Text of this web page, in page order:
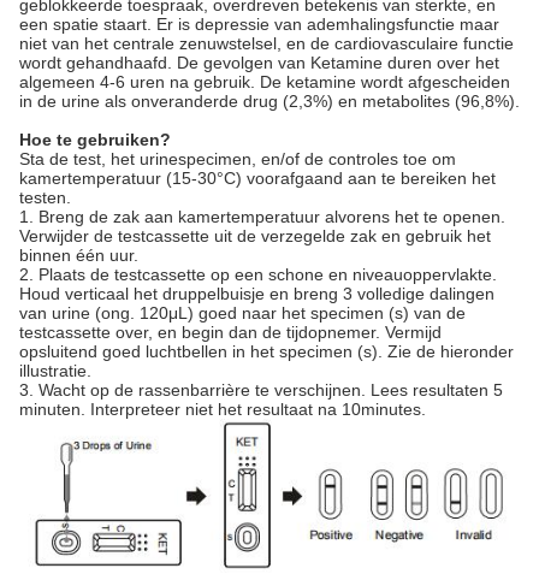
geblokkeerde toespraak, overdreven betekenis van sterkte, en
een spatie staart. Er is depressie van ademhalingsfunctie maar
niet van het centrale zenuwstelsel, en de cardiovasculaire functie
wordt gehandhaafd. De gevolgen van Ketamine duren over het
algemeen 4-6 uren na gebruik. De ketamine wordt afgescheiden
in de urine als onveranderde drug (2,3%) en metabolites (96,8%).
Hoe te gebruiken?
Sta de test, het urinespecimen, en/of de controles toe om
kamertemperatuur (15-30°C) voorafgaand aan te bereiken het
testen.
1. Breng de zak aan kamertemperatuur alvorens het te openen.
Verwijder de testcassette uit de verzegelde zak en gebruik het
binnen één uur.
2. Plaats de testcassette op een schone en niveauoppervlakte.
Houd verticaal het druppelbuisje en breng 3 volledige dalingen
van urine (ong. 120μL) goed naar het specimen (s) van de
testcassette over, en begin dan de tijdopnemer. Vermijd
opsluitend goed luchtbellen in het specimen (s). Zie de hieronder
illustratie.
3. Wacht op de rassenbarrière te verschijnen. Lees resultaten 5
minuten. Interpreteer niet het resultaat na 10minutes.